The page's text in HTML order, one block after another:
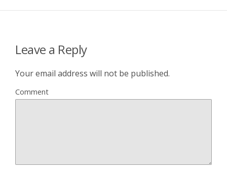
Leave a Reply
Your email address will not be published.
Comment